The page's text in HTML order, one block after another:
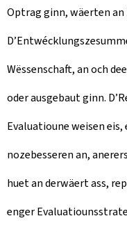
Optrag ginn, wäerten
Wëssenschaft, an och
oder ausgebaut ginn.
Evaluatioune weisen
nozebesseren an,
huet an derwäert ass,
enger